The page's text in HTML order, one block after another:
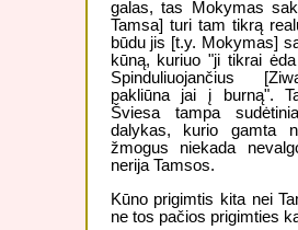
galas, tas Mokymas
Tamsa] turi tam tikrą
būdu jis [t.y. Mokymas]
kūną, kuriuo "ji tikrai
Spinduliuojančius
pakliūna jai į burną".
Šviesa tampa
dalykas, kurio gamta
žmogus niekada
nerija Tamsos.
Kūno prigimtis kita nei
ne tos pačios prigimties